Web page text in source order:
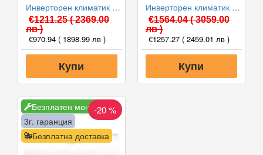
Инверторен климатик Bosch CL2000U W 53 E/CL2000 53 E Climate 2000, 18000 BTU, Клас A++
€1211.25( 2369.00
лв )
€970.94 ( 1898.99 лв )
Купи
Инверторен климатик Bosch CL2000U W 70 E/CL2000 70 E Climate 2000, 24000 BTU, Клас A++
€1564.04( 3059.00
лв )
€1257.27 ( 2459.01 лв )
Купи
Безплатен монтаж
Безплатна доставка
3г. гаранция
-20 %